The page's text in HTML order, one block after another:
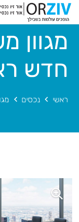
מגוון
חדש
ראשי נכסים